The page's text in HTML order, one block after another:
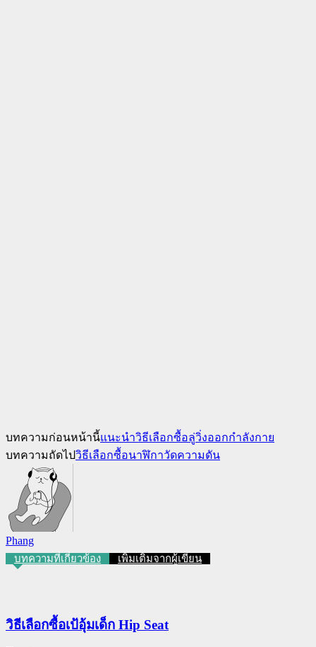
บทความก่อนหน้านี้แนะนำวิธีเลือกซื้อลู่วิ่งออกกำลังกาย
บทความถัดไปวิธีเลือกซื้อนาฬิกาวัดความดัน
Phang
บทความที่เกี่ยวข้อง เพิ่มเติมจากผู้เขียน
วิธีเลือกซื้อเป้อุ้มเด็ก Hip Seat